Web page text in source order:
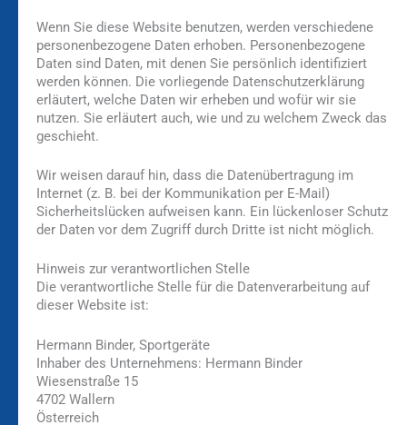
Wenn Sie diese Website benutzen, werden verschiedene
personenbezogene Daten erhoben. Personenbezogene
Daten sind Daten, mit denen Sie persönlich identifiziert
werden können. Die vorliegende Datenschutzerklärung
erläutert, welche Daten wir erheben und wofür wir sie
nutzen. Sie erläutert auch, wie und zu welchem Zweck das
geschieht.
Wir weisen darauf hin, dass die Datenübertragung im
Internet (z. B. bei der Kommunikation per E-Mail)
Sicherheitslücken aufweisen kann. Ein lückenloser Schutz
der Daten vor dem Zugriff durch Dritte ist nicht möglich.
Hinweis zur verantwortlichen Stelle
Die verantwortliche Stelle für die Datenverarbeitung auf
dieser Website ist:
Hermann Binder, Sportgeräte
Inhaber des Unternehmens: Hermann Binder
Wiesenstraße 15
4702 Wallern
Österreich